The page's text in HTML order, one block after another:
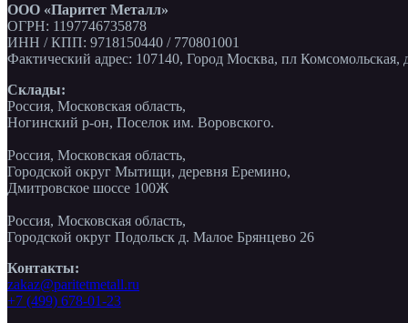
ООО «Паритет Металл»
ОГРН: 1197746735878
ИНН / КПП: 9718150440 / 770801001
Фактический адрес: 107140, Город Москва, пл
Склады:
Россия, Московская область,
Ногинский р-он, Поселок им. Воровского.
Россия, Московская область,
Городской округ Мытищи, деревня Еремино,
Дмитровское шоссе 100Ж
Россия, Московская область,
Городской округ Подольск д. Малое Брянцево 26
Контакты:
zakaz@paritetmetall.ru
+7 (499) 678-01-23